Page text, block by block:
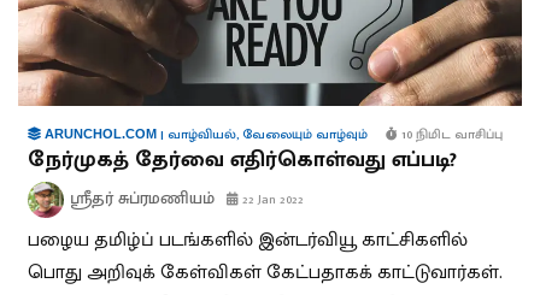
ARUNCHOL.COM | வாழ்வியல், வேலையும் வாழ்வும் 10 நிமிட வாசிப்பு
நேர்முகத் தேர்வை எதிர்கொள்வது எப்படி?
ஸ்ரீதர் சுப்ரமணியம் 22 Jan 2022
பழைய தமிழ்ப் படங்களில் இன்டர்வியூ காட்சிகளில்
பொது அறிவுக் கேள்விகள் கேட்பதாகக் காட்டுவார்கள்.